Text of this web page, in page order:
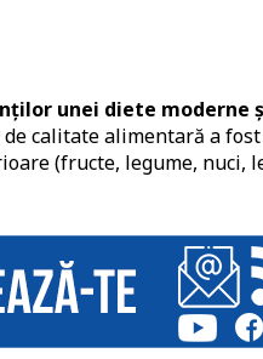
unei diete moderne
de calitate alimentară a
(fructe, legume, nuci,